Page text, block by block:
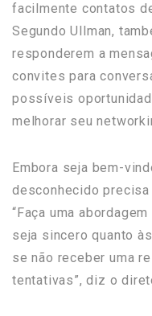
facilmente contatos
Segundo Ullman,
responderem a
convites para
possíveis
melhorar seu
Embora seja bem-
desconhecido
“Faça uma
seja sincero quanto
se não receber uma
tentativas”, diz o